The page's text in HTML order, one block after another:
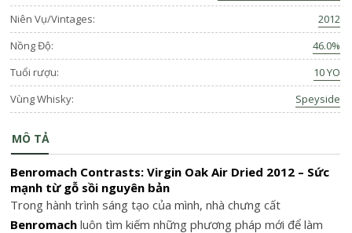
Niên Vụ/Vintages:
2012
Nồng Độ:
46.0%
Tuổi rượu:
10 YO
Vùng Whisky:
Speyside
MÔ TẢ
Benromach Contrasts: Virgin Oak Air Dried 2012 – Sức
mạnh từ gỗ sồi nguyên bản
Trong hành trình sáng tạo của mình, nhà chưng cất
Benromach luôn tìm kiếm những phương pháp mới để làm